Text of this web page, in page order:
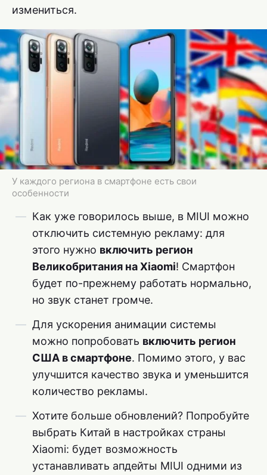
измениться.
У каждого региона в смартфоне есть свои
особенности
Как уже говорилось выше, в MIUI можно
отключить системную рекламу: для
этого нужно включить регион
Великобритания на Xiaomi! Смартфон
будет по-прежнему работать нормально,
но звук станет громче.
Для ускорения анимации системы
можно попробовать включить регион
США в смартфоне. Помимо этого, у вас
улучшится качество звука и уменьшится
количество рекламы.
Хотите больше обновлений? Попробуйте
выбрать Китай в настройках страны
Xiaomi: будет возможность
устанавливать апдейты MIUI одними из